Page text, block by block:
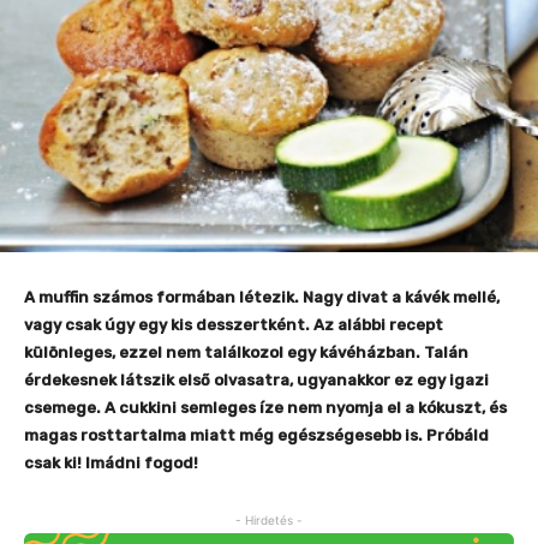
A muffin számos formában létezik. Nagy divat a kávék mellé,
vagy csak úgy egy kis desszertként. Az alábbi recept
különleges, ezzel nem találkozol egy kávéházban. Talán
érdekesnek látszik első olvasatra, ugyanakkor ez egy igazi
csemege. A cukkini semleges íze nem nyomja el a kókuszt, és
magas rosttartalma miatt még egészségesebb is. Próbáld
csak ki! Imádni fogod!
- Hirdetés -